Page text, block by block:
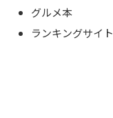
グルメ本
ランキングサイ